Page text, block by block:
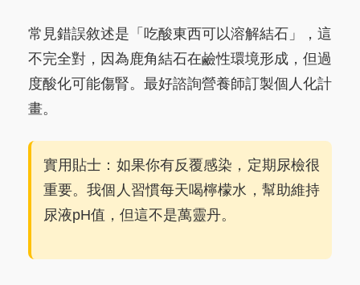
常見錯誤敘述是「吃酸東西可以溶解結石」，這
不完全對，因為鹿角結石在鹼性環境形成，但過
度酸化可能傷腎。最好諮詢營養師訂製個人化計
畫。
實用貼士：如果你有反覆感染，定期尿檢很
重要。我個人習慣每天喝檸檬水，幫助維持
尿液pH值，但這不是萬靈丹。